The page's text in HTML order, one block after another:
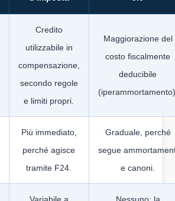
Credito
utilizzabile in
compensazione,
secondo regole
e limiti propri.
Maggiorazione del
costo fiscalmente
deducibile
Più immediato,
perché agisce
tramite F24.
Graduale, perché
segue
e canoni.